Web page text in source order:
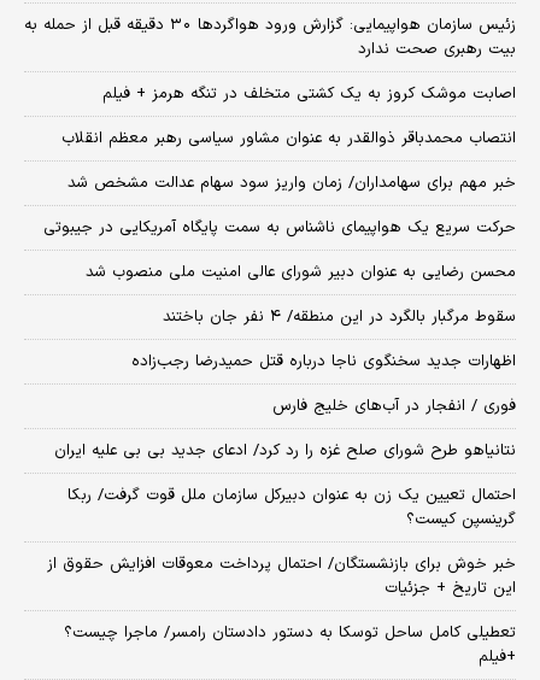
زئیس سازمان هواپیمایی: گزارش ورود هواگردها ٣٠ دقیقه قبل از حمله به
بیت رهبری صحت ندارد
اصابت موشک کروز به یک کشتی متخلف در تنگه هرمز + فیلم
انتصاب محمدباقر ذوالقدر به عنوان مشاور سیاسی رهبر معظم انقلاب
خبر مهم برای سهامداران/ زمان واریز سود سهام عدالت مشخص شد
حرکت سریع یک هواپیمای ناشناس به سمت پایگاه آمریکایی در جیبوتی
محسن رضایی به عنوان دبیر شورای عالی امنیت ملی منصوب شد
سقوط مرگبار بالگرد در این منطقه/ ۴ نفر جان باختند
اظهارات جدید سخنگوی ناجا درباره قتل حمیدرضا رجب‌زاده
فوری / انفجار در آب‌های خلیج فارس
نتانیاهو طرح شورای صلح غزه را رد کرد/ ادعای جدید بی بی علیه ایران
احتمال تعیین یک زن به عنوان دبیرکل سازمان ملل قوت گرفت/ ربکا
گرینسپن کیست؟
خبر خوش برای بازنشستگان/ احتمال پرداخت معوقات افزایش حقوق از
این تاریخ + جزئیات
تعطیلی کامل ساحل توسکا به دستور دادستان رامسر/ ماجرا چیست؟
+فیلم